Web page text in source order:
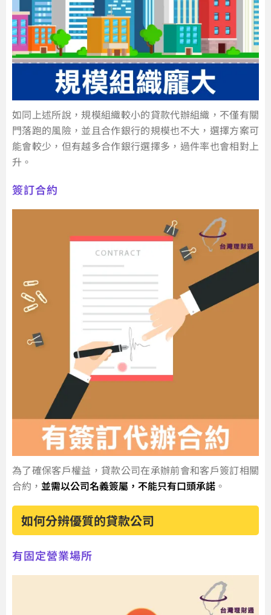
如同上述所說，規模組織較小的貸款代辦組織，不僅有關
門落跑的風險，並且合作銀行的規模也不大，選擇方案可
能會較少，但有越多合作銀行選擇多，過件率也會相對上
升。
簽訂合約
為了確保客戶權益，貸款公司在承辦前會和客戶簽訂相關
合約， 並需以公司名義簽屬，不能只有口頭承諾 。
如何分辨優質的貸款公司
有固定營業場所